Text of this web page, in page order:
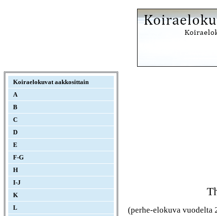
Koiraelokuvat aakkosittain
A
B
C
D
E
F-G
H
I-J
K
L
(perhe-elokuva vuodelta